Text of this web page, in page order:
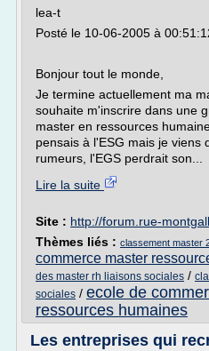
lea-t
Posté le 10-06-2005 à
Bonjour tout le monde,
Je termine actuellement ma
souhaite m'inscrire dans une
master en ressources
pensais à l'ESG mais je viens
rumeurs, l'EGS perdrait son...
Lire la suite
Site : http://forum.rue-
Thèmes liés : classement master
commerce master
des master rh liaisons sociales /
sociales / ecole de
ressources humaines
Les entreprises qui